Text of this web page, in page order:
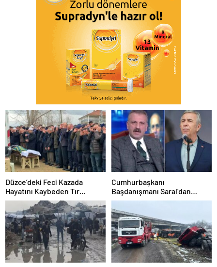
Düzce’deki Feci Kazada
Hayatını Kaybeden Tır
Sürücüsü Memleketine
Uğurlandı
Cumhurbaşkanı
Başdanışmanı Saral’dan
gündem yaratacak Mansur
Yavaş iddiası